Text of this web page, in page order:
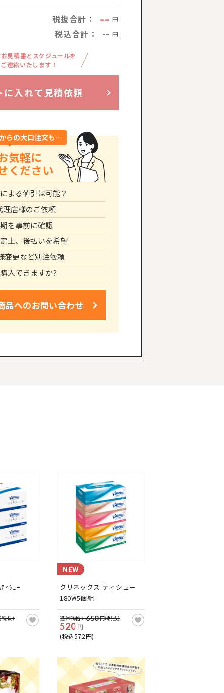
税抜合計： -- 円
税込合計： -- 円
見積書とスケジュールを
ご連絡いたします！
に入れて見積依頼
らの大口注文も…
気軽に
ください
よる値引は可能？
理店様のご依頼
を事前に確認
上、後払いを希望
変更など別注依頼
入できますか?
品へのお問い合わせ
ｨｼｭｰ
税抜)
NEW
クリネックス ティシュー
180W5個組
通常価格：650円(税抜)
520 円
(税込572円)